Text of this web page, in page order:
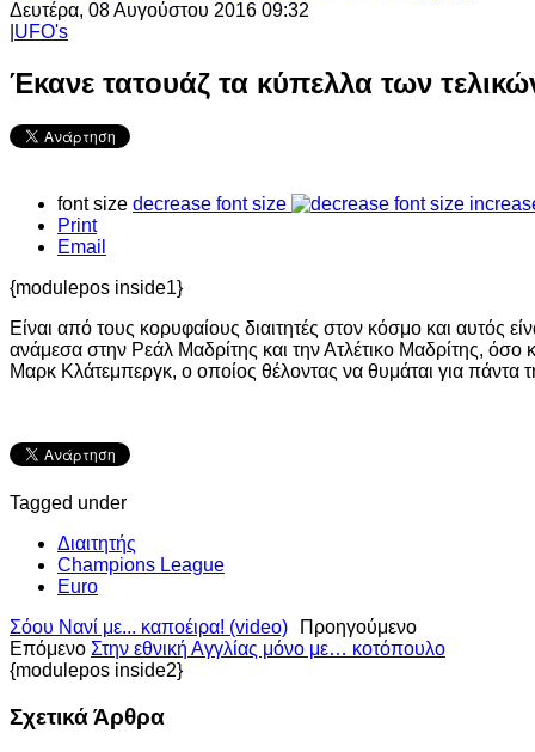
Δευτέρα, 08 Αυγούστου 2016 09:32
UFO's
Έκανε τατουάζ τα κύπελλα των
font size decrease font size
Print
Email
{modulepos inside1}
Είναι από τους κορυφαίους διαιτητές στον κόσμο και αυτός
ανάμεσα στην Ρεάλ Μαδρίτης και την Ατλέτικο Μαδρίτης,
Μαρκ Κλάτεμπεργκ, ο οποίος θέλοντας να θυμάται για πάντα
Tagged under
Διαιτητής
Champions League
Euro
Προηγούμενο
Σόου Νανί με... καποέιρα! (video)
Επόμενο Στην εθνική Αγγλίας μόνο με… κοτόπουλο
{modulepos inside2}
Σχετικά Άρθρα